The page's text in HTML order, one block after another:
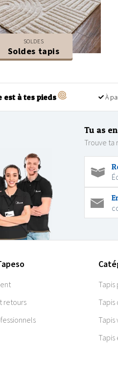
SOLDES
Soldes tapis
est à tes pieds À
Tu as
Trouve ta
retours
Tapis
Tapis
Tapis
Tapis